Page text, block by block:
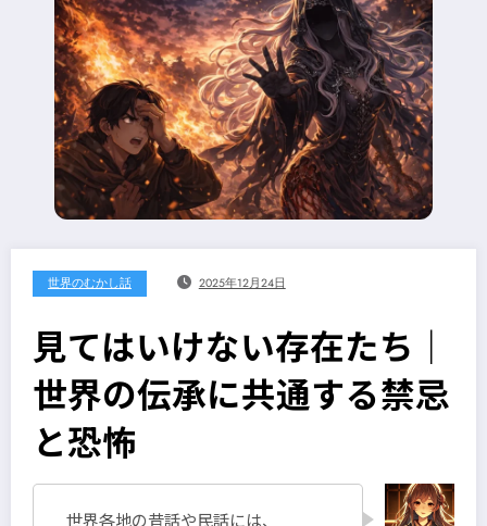
世界のむかし話 2025年12月24日
見てはいけない存在たち｜
世界の伝承に共通する禁忌
と恐怖
世界各地の昔話や民話には、